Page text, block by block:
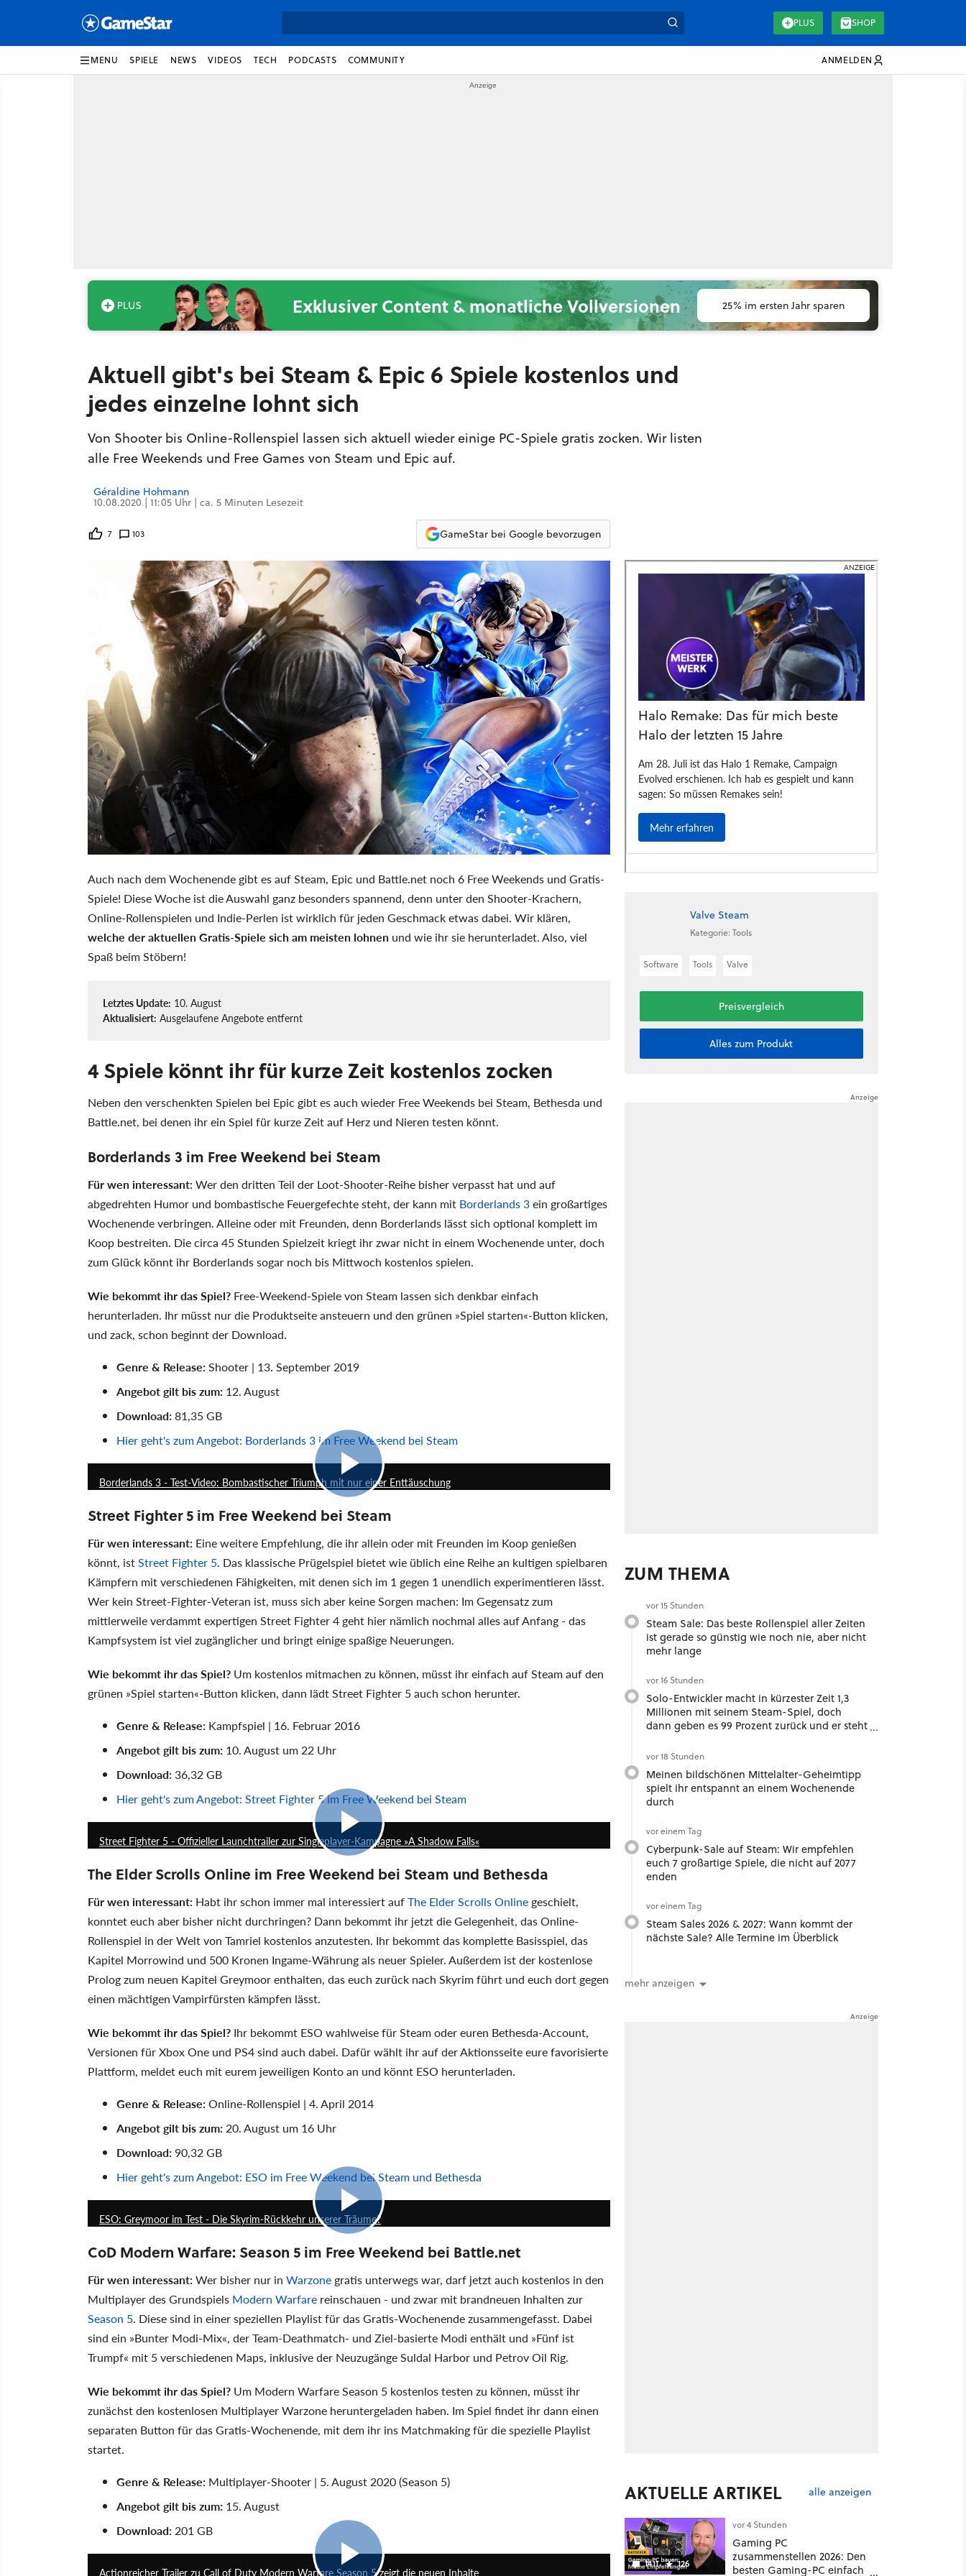
PLUS SHOP
MENU SPIELE NEWS VIDEOS TECH PODCASTS COMMUNITY ANMELDEN
Exklusiver Content & monatliche Vollversionen 25% im ersten Jahr sparen
Aktuell gibt's bei Steam & Epic 6 Spiele kostenlos und
jedes einzelne lohnt sich
Von Shooter bis Online-Rollenspiel lassen sich aktuell wieder einige PC-Spiele gratis zocken. Wir listen
alle Free Weekends und Free Games von Steam und Epic auf.
Géraldine Hohmann
10.08.2020 | 11:05 Uhr | ca. 5 Minuten Lesezeit
7 103 GameStar bei Google bevorzugen
Auch nach dem Wochenende gibt es auf Steam, Epic und Battle.net noch 6 Free Weekends und Gratis-
Spiele! Diese Woche ist die Auswahl ganz besonders spannend, denn unter den Shooter-Krachern,
Online-Rollenspielen und Indie-Perlen ist wirklich für jeden Geschmack etwas dabei. Wir klären,
welche der aktuellen Gratis-Spiele sich am meisten lohnen und wie ihr sie herunterladet. Also, viel
Spaß beim Stöbern!
Letztes Update: 10. August
Aktualisiert: Ausgelaufene Angebote entfernt
4 Spiele könnt ihr für kurze Zeit kostenlos zocken
Neben den verschenkten Spielen bei Epic gibt es auch wieder Free Weekends bei Steam, Bethesda und
Battle.net, bei denen ihr ein Spiel für kurze Zeit auf Herz und Nieren testen könnt.
Borderlands 3 im Free Weekend bei Steam
Für wen interessant:Wer den dritten Teil der Loot-Shooter-Reihe bisher verpasst hat und auf
abgedrehten Humor und bombastische Feuergefechte steht, der kann mit Borderlands 3ein großartiges
Wochenende verbringen. Alleine oder mit Freunden, denn Borderlands lässt sich optional komplett im
Koop bestreiten. Die circa 45 Stunden Spielzeit kriegt ihr zwar nicht in einem Wochenende unter, doch
zum Glück könnt ihr Borderlands sogar noch bis Mittwoch kostenlos spielen.
Wie bekommt ihr das Spiel? Free-Weekend-Spiele von Steam lassen sich denkbar einfach
herunterladen. Ihr müsst nur die Produktseite ansteuern und den grünen »Spiel starten«-Button klicken,
und zack, schon beginnt der Download.
Genre & Release:Shooter | 13. September 2019
Angebot gilt bis zum: 12. August
Download:81,35 GB
Hier geht's zum Angebot: Borderlands 3 im Free Weekend bei Steam
Borderlands 3 - Test-Video: Bombastischer Triumph mit nur einer Enttäuschung
Street Fighter 5 im Free Weekend bei Steam
Für wen interessant: Eine weitere Empfehlung, die ihr allein oder mit Freunden im Koop genießen
könnt, istStreet Fighter 5. Das klassische Prügelspiel bietet wie üblich eine Reihe an kultigen spielbaren
Kämpfern mit verschiedenen Fähigkeiten, mit denen sich im 1 gegen 1 unendlich experimentieren lässt.
Wer kein Street-Fighter-Veteran ist, muss sich aber keine Sorgen machen: Im Gegensatz zum
mittlerweile verdammt expertigen Street Fighter 4 geht hier nämlich nochmal alles auf Anfang - das
Kampfsystem ist viel zugänglicher und bringt einige spaßige Neuerungen.
Wie bekommt ihr das Spiel? Um kostenlos mitmachen zu können, müsst ihr einfach auf Steam auf den
grünen »Spiel starten«-Button klicken, dann lädt Street Fighter 5 auch schon herunter.
Genre & Release: Kampfspiel | 16. Februar 2016
Angebot gilt bis zum: 10. August um 22 Uhr
Download:36,32 GB
Hier geht's zum Angebot: Street Fighter 5 im Free Weekend bei Steam
Street Fighter 5 - Offizieller Launchtrailer zur Singleplayer-Kampagne »A Shadow Falls«
The Elder Scrolls Online im Free Weekend bei Steam und Bethesda
Für wen interessant: Habt ihr schon immer mal interessiert aufThe Elder Scrolls Online geschielt,
konntet euch aber bisher nicht durchringen? Dann bekommt ihr jetzt die Gelegenheit, das Online-
Rollenspiel in der Welt von Tamriel kostenlos anzutesten. Ihr bekommt das komplette Basisspiel, das
Kapitel Morrowind und 500 Kronen Ingame-Währung als neuer Spieler. Außerdem ist der kostenlose
Prolog zum neuen Kapitel Greymoor enthalten, das euch zurück nach Skyrim führt und euch dort gegen
einen mächtigen Vampirfürsten kämpfen lässt.
Wie bekommt ihr das Spiel? Ihr bekommt ESO wahlweise für Steam oder euren Bethesda-Account,
Versionen für Xbox One und PS4 sind auch dabei. Dafür wählt ihr auf der Aktionsseite eure favorisierte
Plattform, meldet euch mit eurem jeweiligen Konto an und könnt ESO herunterladen.
Genre & Release:Online-Rollenspiel | 4. April 2014
Angebot gilt bis zum:20. August um 16 Uhr
Download: 90,32 GB
Hier geht's zum Angebot: ESO im Free Weekend bei Steam und Bethesda
ESO: Greymoor im Test - Die Skyrim-Rückkehr unserer Träume?
CoD Modern Warfare: Season 5 im Free Weekend bei Battle.net
Für wen interessant:Wer bisher nur in Warzone gratis unterwegs war, darf jetzt auch kostenlos in den
Multiplayer des Grundspiels Modern Warfare reinschauen - und zwar mit brandneuen Inhalten zur
Season 5. Diese sind in einer speziellen Playlist für das Gratis-Wochenende zusammengefasst. Dabei
sind ein »Bunter Modi-Mix«, der Team-Deathmatch- und Ziel-basierte Modi enthält und »Fünf ist
Trumpf« mit 5 verschiedenen Maps, inklusive der Neuzugänge Suldal Harbor und Petrov Oil Rig.
Wie bekommt ihr das Spiel? Um Modern Warfare Season 5 kostenlos testen zu können, müsst ihr
zunächst den kostenlosen Multiplayer Warzone heruntergeladen haben. Im Spiel findet ihr dann einen
separaten Button für das Gratis-Wochenende, mit dem ihr ins Matchmaking für die spezielle Playlist
startet.
Genre & Release: Multiplayer-Shooter | 5. August 2020 (Season 5)
Angebot gilt bis zum: 15. August
Download:201 GB
Actionreicher Trailer zu Call of Duty Modern Warfare Season 5 zeigt die neuen Inhalte
Valve Steam
Kategorie: Tools
Software Tools Valve
Preisvergleich
Alles zum Produkt
ZUM THEMA
vor 15 Stunden
Steam Sale: Das beste Rollenspiel aller Zeiten
ist gerade so günstig wie noch nie, aber nicht
mehr lange
vor 16 Stunden
Solo-Entwickler macht in kürzester Zeit 1,3
Millionen mit seinem Steam-Spiel, doch
dann geben es 99 Prozent zurück und er steht
vor 18 Stunden
Meinen bildschönen Mittelalter-Geheimtipp
spielt ihr entspannt an einem Wochenende
durch
vor einem Tag
Cyberpunk-Sale auf Steam: Wir empfehlen
euch 7 großartige Spiele, die nicht auf 2077
enden
vor einem Tag
Steam Sales 2026 & 2027: Wann kommt der
nächste Sale? Alle Termine im Überblick
mehr anzeigen
AKTUELLE ARTIKEL alle anzeigen
1411 126
vor 4 Stunden
Gaming PC
zusammenstellen 2026: Den
besten Gaming-PC einfach